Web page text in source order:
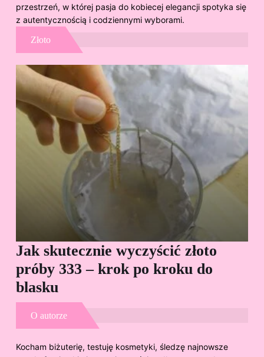
przestrzeń, w której pasja do kobiecej elegancji spotyka się
z autentycznością i codziennymi wyborami.
Złoto
Jak skutecznie wyczyścić złoto
próby 333 – krok po kroku do
blasku
O autorze
Kocham biżuterię, testuję kosmetyki, śledzę najnowsze